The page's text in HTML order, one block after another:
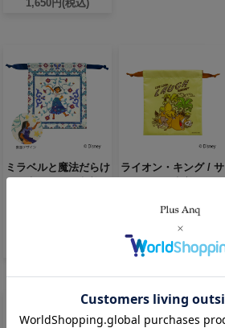
1,650円(税込)
ミラベルと魔法だらけ
ライオン・キング / サ
1,650円(税込)